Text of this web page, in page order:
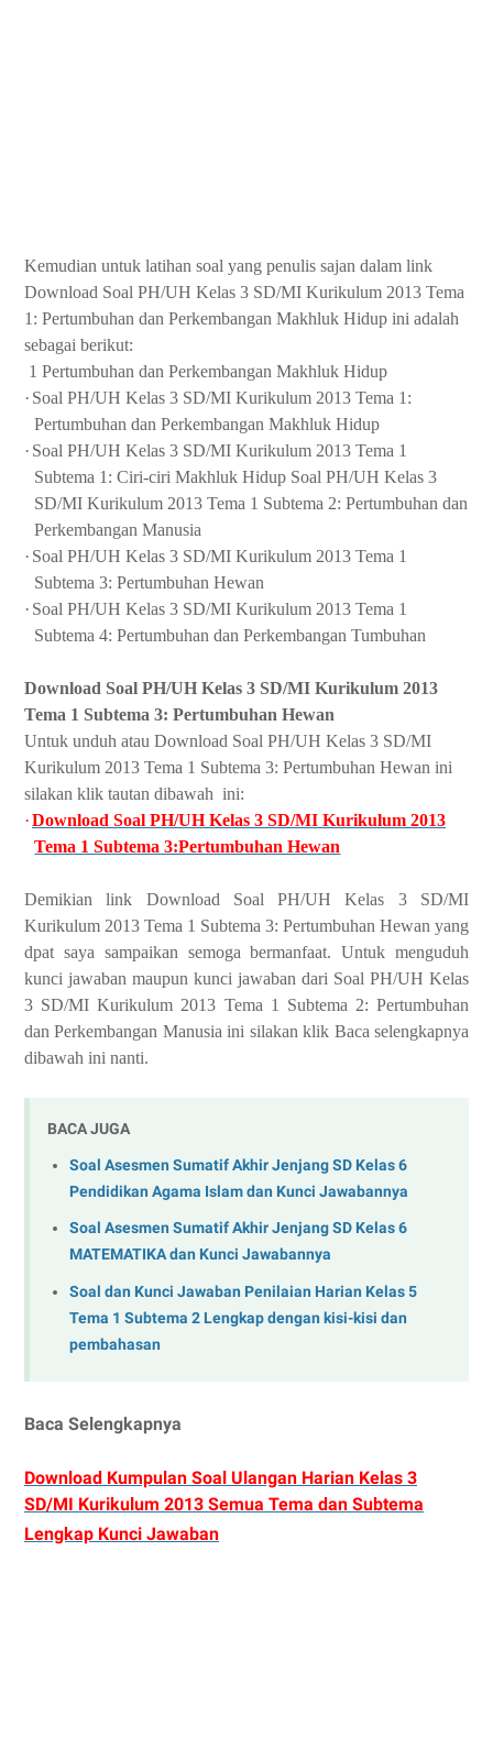
Kemudian untuk latihan soal yang penulis sajan dalam link
Download Soal PH/UH Kelas 3 SD/MI Kurikulum 2013 Tema
1: Pertumbuhan dan Perkembangan Makhluk Hidup ini adalah
sebagai berikut:
1 Pertumbuhan dan Perkembangan Makhluk Hidup
· Soal PH/UH Kelas 3 SD/MI Kurikulum 2013 Tema 1:
Pertumbuhan dan Perkembangan Makhluk Hidup
· Soal PH/UH Kelas 3 SD/MI Kurikulum 2013 Tema 1
Subtema 1: Ciri-ciri Makhluk Hidup Soal PH/UH Kelas 3
SD/MI Kurikulum 2013 Tema 1 Subtema 2: Pertumbuhan dan
Perkembangan Manusia
· Soal PH/UH Kelas 3 SD/MI Kurikulum 2013 Tema 1
Subtema 3: Pertumbuhan Hewan
· Soal PH/UH Kelas 3 SD/MI Kurikulum 2013 Tema 1
Subtema 4: Pertumbuhan dan Perkembangan Tumbuhan
Download Soal PH/UH Kelas 3 SD/MI Kurikulum 2013
Tema 1 Subtema 3: Pertumbuhan Hewan
Untuk unduh atau Download Soal PH/UH Kelas 3 SD/MI
Kurikulum 2013 Tema 1 Subtema 3: Pertumbuhan Hewan ini
silakan klik tautan dibawah ini:
·Download Soal PH/UH Kelas 3 SD/MI Kurikulum 2013
Tema 1 Subtema 3:Pertumbuhan Hewan
Demikian link Download Soal PH/UH Kelas 3 SD/MI
Kurikulum 2013 Tema 1 Subtema 3: Pertumbuhan Hewan yang
dpat saya sampaikan semoga bermanfaat. Untuk menguduh
kunci jawaban maupun kunci jawaban dari Soal PH/UH Kelas
3 SD/MI Kurikulum 2013 Tema 1 Subtema 2: Pertumbuhan
dan Perkembangan Manusia ini silakan klik Baca selengkapnya
dibawah ini nanti.
BACA JUGA
Soal Asesmen Sumatif Akhir Jenjang SD Kelas 6
Pendidikan Agama Islam dan Kunci Jawabannya
Soal Asesmen Sumatif Akhir Jenjang SD Kelas 6
MATEMATIKA dan Kunci Jawabannya
Soal dan Kunci Jawaban Penilaian Harian Kelas 5
Tema 1 Subtema 2 Lengkap dengan kisi-kisi dan
pembahasan
Baca Selengkapnya
Download Kumpulan Soal Ulangan Harian Kelas 3
SD/MI Kurikulum 2013 Semua Tema dan Subtema
Lengkap Kunci Jawaban